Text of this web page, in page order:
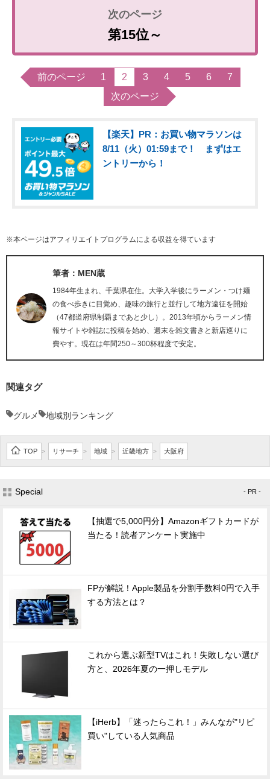
第15位～
前のページ 1 2 3 4 5 6
7
次のページ
【楽天】PR：お買い物マラソンは
8/11（火）01:59まで！ まずはエ
ントリーから！
※本ページはアフィリエイトプログラムによる収益を得ています
筆者：MEN蔵
1984年生まれ、千葉県在住。大学入学後にラーメン・つけ麺
の食べ歩きに目覚め、趣味の旅行と並行して地方遠征を開始
（47都道府県制覇まであと少し）。2013年頃からラーメン情
報サイトや雑誌に投稿を始め、週末を雑文書きと新店巡りに
費やす。現在は年間250～300杯程度で安定。
関連タグ
グルメ 地域別ランキング
TOP > リサーチ > 地域 > 近畿地方 > 大阪府
Special - PR -
【抽選で5,000円分】Amazonギフトカードが
当たる！読者アンケート実施中
FPが解説！Apple製品を分割手数料0円で入手
する方法とは？
これから選ぶ新型TVはこれ！失敗しない選び
方と、2026年夏の一押しモデル
【iHerb】「迷ったらこれ！」みんなが"リピ
買い"している人気商品